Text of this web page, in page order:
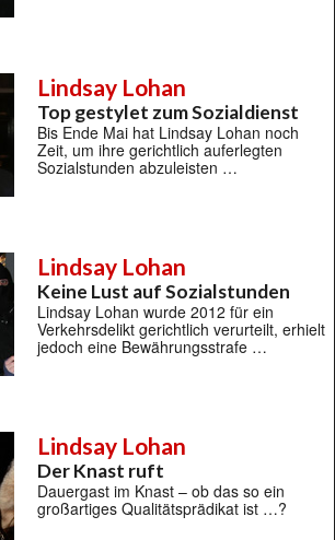
Lindsay Lohan
Top gestylet zum Sozialdienst
Bis Ende Mai hat Lindsay Lohan noch
Zeit, um ihre gerichtlich auferlegten
Sozialstunden abzuleisten …
Lindsay Lohan
Keine Lust auf Sozialstunden
Lindsay Lohan wurde 2012 für ein
Verkehrsdelikt gerichtlich verurteilt, erhielt
jedoch eine Bewährungsstrafe …
Lindsay Lohan
Der Knast ruft
Dauergast im Knast – ob das so ein
großartiges Qualitätsprädikat ist …?